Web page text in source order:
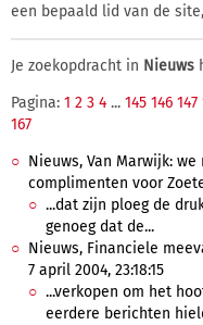
een bepaald lid van de
Je zoekopdracht in Nieuws
Pagina: 1 2 3 4 ... 145 146 147
167
Nieuws, Van Marwijk:
complimenten voor
...dat zijn ploeg de
genoeg dat de...
Nieuws, Financiele
7 april 2004, 23:18:15
...verkopen om het
eerdere berichten